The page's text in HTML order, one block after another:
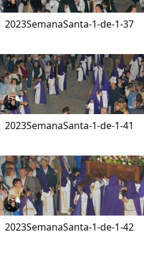
2023SemanaSanta-1-de-1-37
2023SemanaSanta-1-de-1-41
2023SemanaSanta-1-de-1-42